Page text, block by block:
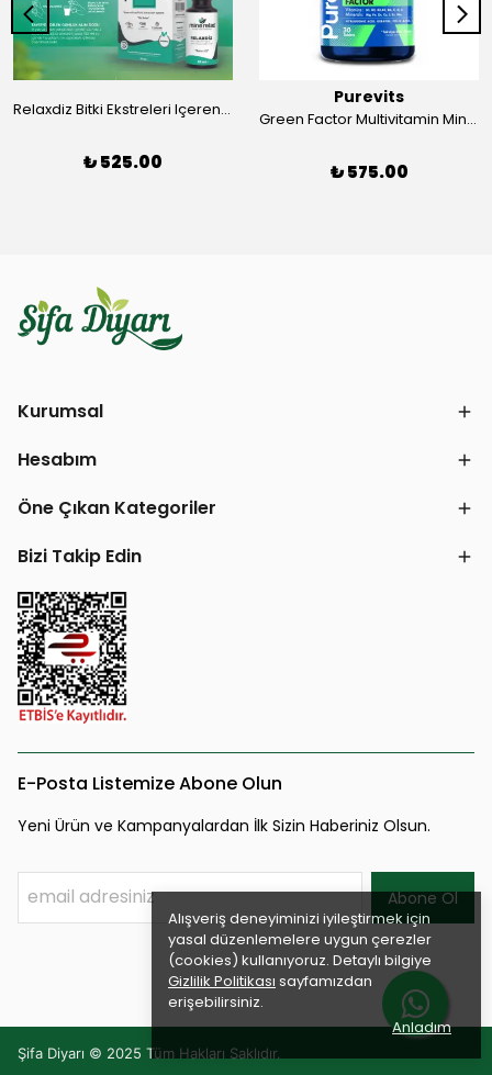
Alışveriş deneyiminizi iyileştirmek için
yasal düzenlemelere uygun çerezler
(cookies) kullanıyoruz. Detaylı bilgiye
Gizlilik Politikası sayfamızdan
erişebilirsiniz.
Anladım
Relaxdiz Bitki Ekstreleri Içeren Sprey Takviye Edici Gıda
₺ 525.00
Purevits
Green Factor Multivitamin Minarel Complex - Keratin - Hyaluronik Asit – Folik Asit – 30 Adet Purevits
₺ 575.00
Kurumsal
Hesabım
Öne Çıkan Kategoriler
Bizi Takip Edin
E-Posta Listemize Abone Olun
Yeni Ürün ve Kampanyalardan İlk Sizin Haberiniz Olsun.
Abone Ol
Şifa Diyarı © 2025 Tüm Hakları Saklıdır.